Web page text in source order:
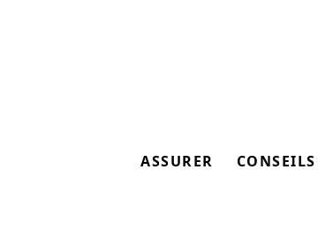
ASSURER CONSEILS